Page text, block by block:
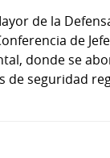
de la
de
donde se
de seguridad